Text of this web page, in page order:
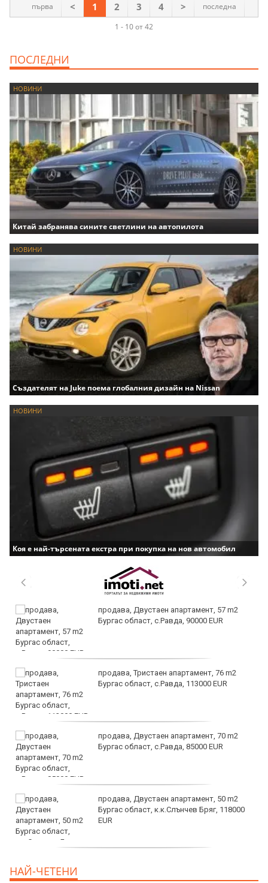
1 - 10 от 42
първа < 1 2 3 4 > последна
ПОСЛЕДНИ
НОВИНИ
Китай забранява сините светлини на автопилота
НОВИНИ
Създателят на Juke поема глобалния дизайн на Nissan
НОВИНИ
Коя е най-търсената екстра при покупка на нов автомобил
продава, Двустаен апартамент, 57 m2
Бургас област, с.Равда, 90000 EUR
продава, Тристаен апартамент, 76 m2
Бургас област, с.Равда, 113000 EUR
продава, Двустаен апартамент, 70 m2
Бургас област, с.Равда, 85000 EUR
продава, Двустаен апартамент, 50 m2
Бургас област, к.к.Слънчев Бряг, 118000
EUR
НАЙ-ЧЕТЕНИ